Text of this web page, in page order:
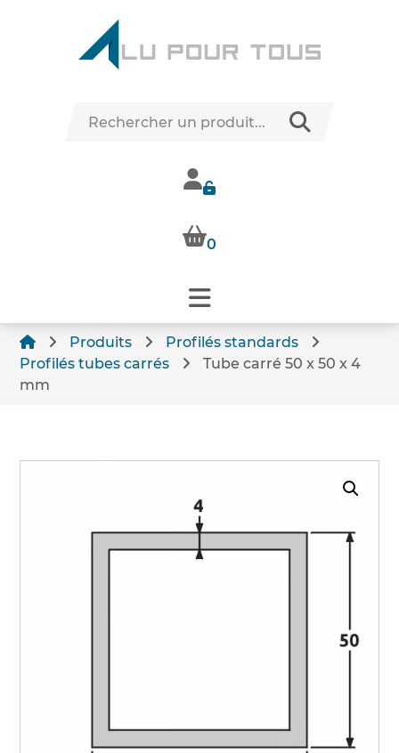
0
Produits
Profilés standards
Profilés tubes carrés
Tube carré 50 x 50 x 4
mm